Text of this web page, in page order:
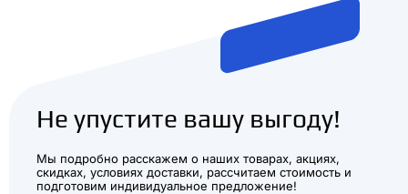
Не упустите вашу выгоду!
Мы подробно расскажем о наших товарах, акциях,
скидках, условиях доставки, рассчитаем стоимость и
подготовим индивидуальное предложение!